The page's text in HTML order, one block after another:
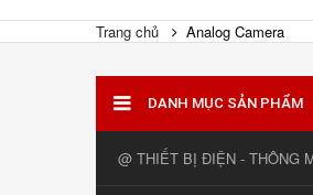
Trang chủ Analog Camera
DANH MỤC SẢN PHẨM
@ THIẾT BỊ ĐIỆN - THÔNG